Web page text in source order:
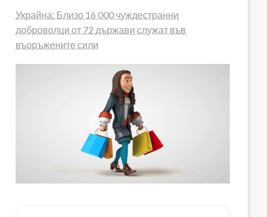
Украйна: Близо 16 000 чуждестранни
доброволци от 72 държави служат във
въоръжените сили